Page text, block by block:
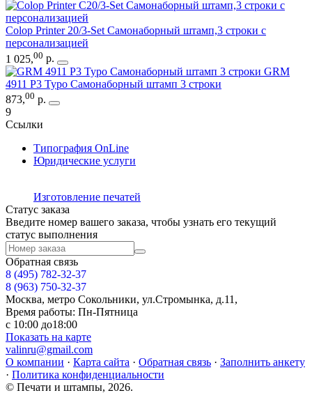
Colop Printer 20/3-Set Самонаборный штамп,3 строки с
персонализацией
1 025,00 р.
GRM
4911 P3 Typo Самонаборный штамп 3 строки
873,00 р.
9
Ссылки
Типография OnLine
Юридические услуги
Изготовление печатей
Статус заказа
Введите номер вашего заказа, чтобы узнать его текущий
статус выполнения
Обратная связь
8 (495) 782-32-37
8 (963) 750-32-37
Москва, метро Сокольники, ул.Стромынка, д.11,
Время работы: Пн-Пятница
с 10:00 до18:00
Показать на карте
valinru@gmail.com
О компании · Карта сайта · Обратная связь · Заполнить анкету
· Политика конфиденциальности
© Печати и штампы, 2026.